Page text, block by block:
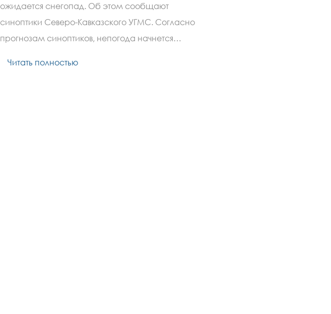
ожидается снегопад. Об этом сообщают
синоптики Северо-Кавказского УГМС. Согласно
прогнозам синоптиков, непогода начнется…
Читать полностью